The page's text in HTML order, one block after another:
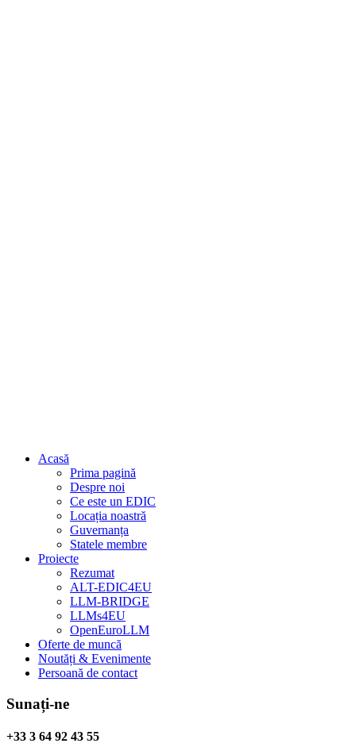
Acasă
Prima pagină
Despre noi
Ce este un EDIC
Locația noastră
Guvernanța
Statele membre
Proiecte
Rezumat
ALT-EDIC4EU
LLM-BRIDGE
LLMs4EU
OpenEuroLLM
Oferte de muncă
Noutăți & Evenimente
Persoană de contact
Sunați-ne
+33 3 64 92 43 55